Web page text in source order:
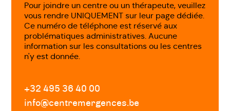
Pour joindre un centre ou un thérapeute, veuillez
vous rendre UNIQUEMENT sur leur page dédiée.
Ce numéro de téléphone est réservé aux
problématiques administratives. Aucune
information sur les consultations ou les centres
n'y est donnée.
+32 495 36 40 00
info@centremergences.be